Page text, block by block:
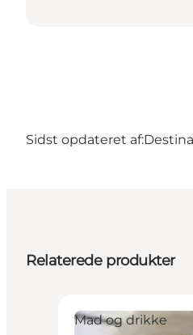
Sidst opdateret af:
Relaterede produkter
Mad og drikke